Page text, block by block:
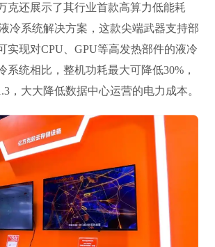
克还展示了其行业首款高算力低能耗
冷系统解决方案，这款尖端武器支持部
实现对CPU、GPU等高发热部件的液冷
系统相比，整机功耗最大可降低30%，
，大大降低数据中心运营的电力成本。